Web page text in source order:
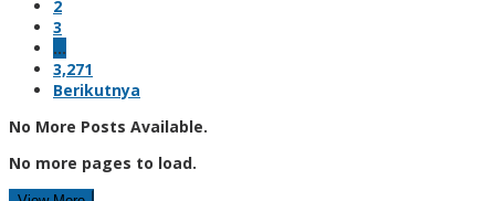
2
3
…
3,271
Berikutnya
No More Posts Available.
No more pages to load.